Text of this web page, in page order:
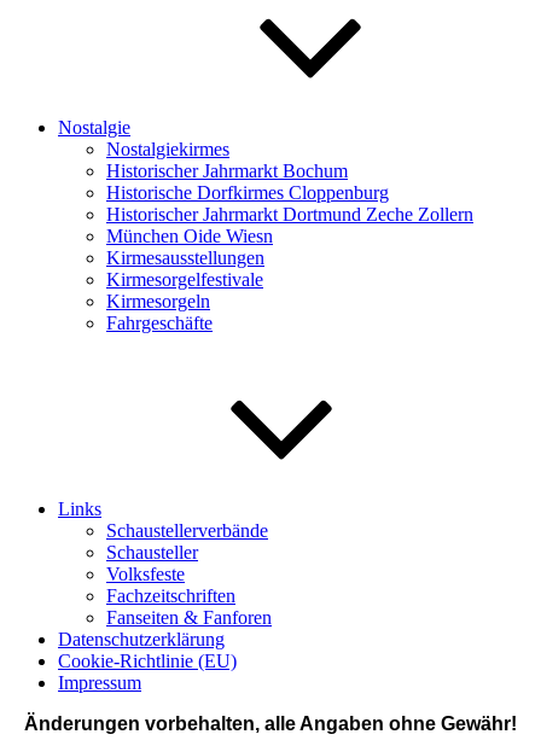
Nostalgie
Nostalgiekirmes
Historischer Jahrmarkt Bochum
Historische Dorfkirmes Cloppenburg
Historischer Jahrmarkt Dortmund Zeche Zollern
München Oide Wiesn
Kirmesausstellungen
Kirmesorgelfestivale
Kirmesorgeln
Fahrgeschäfte
Links
Schaustellerverbände
Schausteller
Volksfeste
Fachzeitschriften
Fanseiten & Fanforen
Datenschutzerklärung
Cookie-Richtlinie (EU)
Impressum
Änderungen vorbehalten, alle Angaben ohne Gewähr!